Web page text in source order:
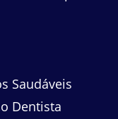
Saudáveis
Dentista